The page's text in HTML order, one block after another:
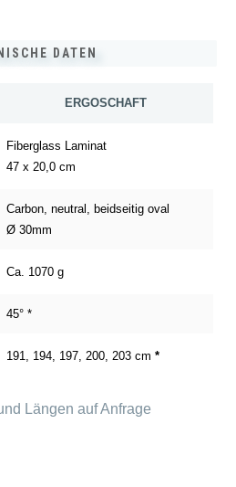
DATEN
ERGOSCHAFT
Fiberglass Laminat
47 x 20,0 cm
Carbon, neutral, beidseitig oval
Ø 30mm
Ca. 1070 g
45° *
191, 194, 197, 200, 203 cm *
Längen auf Anfrage